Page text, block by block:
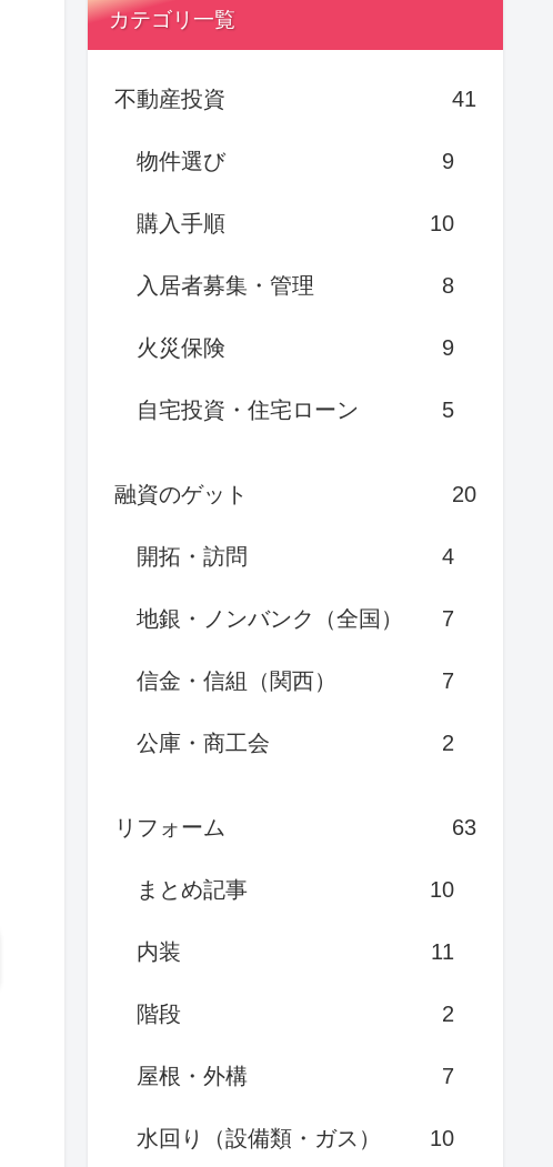
カテゴリ一覧
不動産投資 41
物件選び 9
購入手順 10
入居者募集・管理 8
火災保険 9
自宅投資・住宅ローン 5
融資のゲット 20
開拓・訪問 4
地銀・ノンバンク（全国） 7
信金・信組（関西） 7
公庫・商工会 2
リフォーム 63
まとめ記事 10
内装 11
階段 2
屋根・外構 7
水回り（設備類・ガス） 10